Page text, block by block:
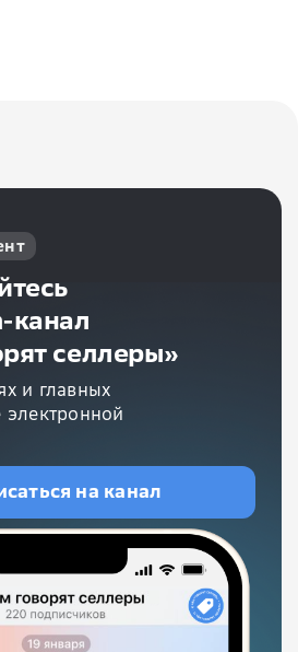
канал
селлеры»
и главных
на канал